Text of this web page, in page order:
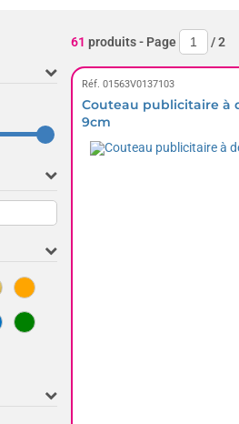
61 produits- Page /2
Réf. 01563V0137103
Couteau publicitaire à
9cm